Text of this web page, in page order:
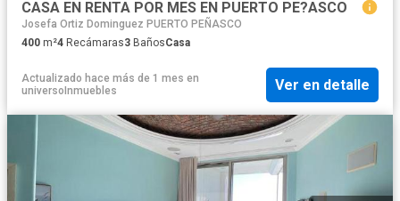
CASA EN RENTA POR MES EN PUERTO PE?ASCO
Josefa Ortiz Dominguez PUERTO PEÑASCO
400 m²4 Recámaras3 BañosCasa
Actualizado hace más de 1 mes en
universoInmuebles
Ver en detalle